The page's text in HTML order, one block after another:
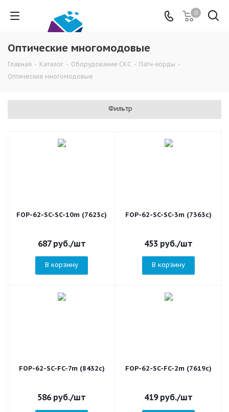
0
Оптические многомодовые
Главная - Каталог - Оборудование СКС - Патч-корды -
Оптические многомодовые
Фильтр
FOP-62-SC-SC-10m (7623c)
687руб./шт
В корзину
FOP-62-SC-SC-3m (7363c)
453 руб./шт
В корзину
FOP-62-SC-FC-7m (8432c)
586руб./шт
FOP-62-SC-FC-2m (7619c)
419руб./шт